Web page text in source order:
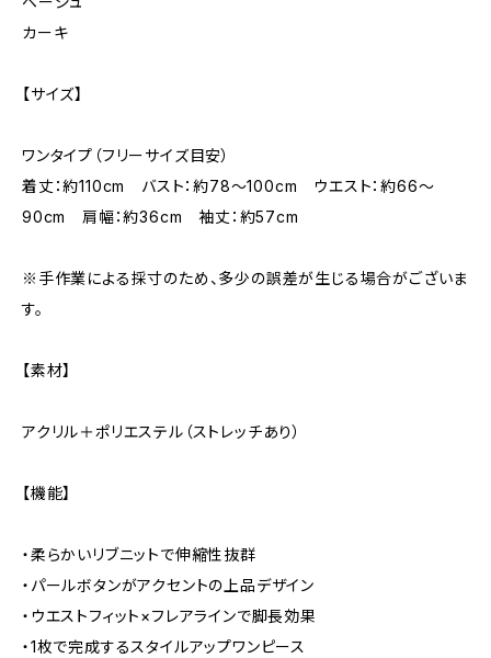
カーキ
【サイズ】
ワンタイプ（フリーサイズ目安）
着丈：約110cm バスト：約78〜100cm ウエスト：約66〜
90cm 肩幅：約36cm 袖丈：約57cm
※手作業による採寸のため、多少の誤差が生じる場合がございま
す。
【素材】
アクリル＋ポリエステル（ストレッチあり）
【機能】
・柔らかいリブニットで伸縮性抜群
・パールボタンがアクセントの上品デザイン
・ウエストフィット×フレアラインで脚長効果
・1枚で完成するスタイルアップワンピース